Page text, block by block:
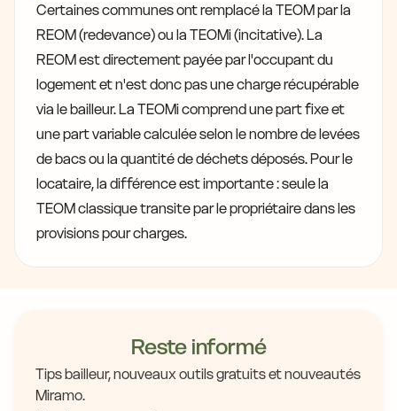
Certaines communes ont remplacé la TEOM par la
REOM (redevance) ou la TEOMi (incitative). La
REOM est directement payée par l'occupant du
logement et n'est donc pas une charge récupérable
via le bailleur. La TEOMi comprend une part fixe et
une part variable calculée selon le nombre de levées
de bacs ou la quantité de déchets déposés. Pour le
locataire, la différence est importante : seule la
TEOM classique transite par le propriétaire dans les
provisions pour charges.
Reste informé
Tips bailleur, nouveaux outils gratuits et nouveautés
Miramo.